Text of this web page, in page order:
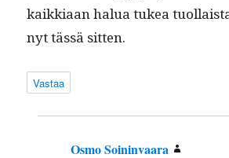
kaikki­aan halua tukea
nyt tässä sitten.
Vastaa
Osmo Soininvaara